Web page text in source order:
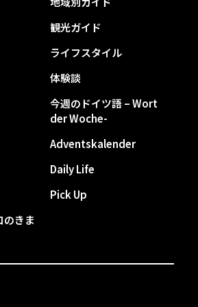
観光ガイド
ライフスタイル
体験談
今週のドイツ語 – Wort
der Woche-
Adventskalender
Daily Life
Pick Up
のきま